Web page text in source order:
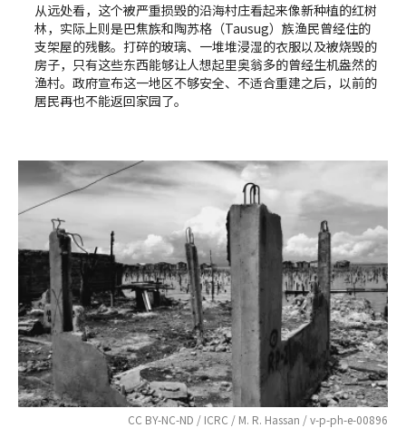
从远处看，这个被严重损毁的沿海村庄看起来像新种植的红树
林，实际上则是巴焦族和陶苏格（Tausug）族渔民曾经住的
支架屋的残骸。打碎的玻璃、一堆堆浸湿的衣服以及被烧毁的
房子，只有这些东西能够让人想起里奥翁多的曾经生机盎然的
渔村。政府宣布这一地区不够安全、不适合重建之后，以前的
居民再也不能返回家园了。
CC BY-NC-ND / ICRC / M. R. Hassan / v-p-ph-e-00896